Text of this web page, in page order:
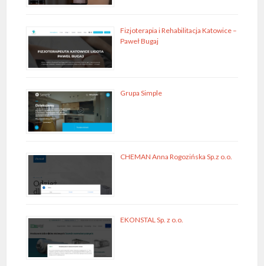
Fizjoterapia i Rehabilitacja Katowice –
Paweł Bugaj
Grupa Simple
CHEMAN Anna Rogozińska Sp.z o.o.
EKONSTAL Sp. z o.o.